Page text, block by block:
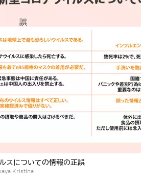
スについての情報の正誤
Kristina